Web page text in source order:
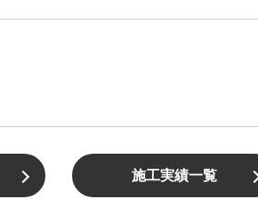
施工実績一覧